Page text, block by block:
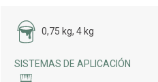
0,75 kg, 4 kg
SISTEMAS DE APLICACIÓN